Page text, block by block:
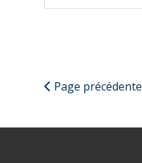
Page précédente